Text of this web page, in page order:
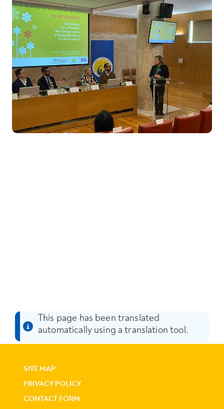
This page has been translated
automatically using a translation tool.
SITE MAP
PRIVACY POLICY
CONTACT FORM